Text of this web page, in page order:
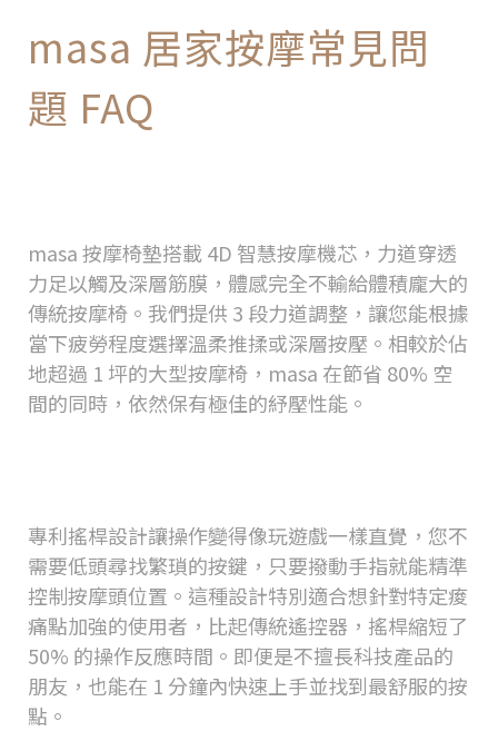
masa 居家按摩常見問
題 FAQ
masa按摩椅墊搭載4D 智慧按摩機芯，力道穿透
力足以觸及深層筋膜，體感完全不輸給體積龐大的
傳統按摩椅。我們提供 3 段力道調整，讓您能根據
當下疲勞程度選擇溫柔推揉或深層按壓。相較於佔
地超過 1 坪的大型按摩椅， masa 在節省 80% 空
間的同時，依然保有極佳的紓壓性能。
專利搖桿設計讓操作變得像玩遊戲一樣直覺，您不
需要低頭尋找繁瑣的按鍵，只要撥動手指就能精準
控制按摩頭位置。這種設計特別適合想針對特定痠
痛點加強的使用者，比起傳統遙控器，搖桿縮短了
50% 的操作反應時間。即便是不擅長科技產品的
朋友，也能在 1 分鐘內快速上手並找到最舒服的按
點。